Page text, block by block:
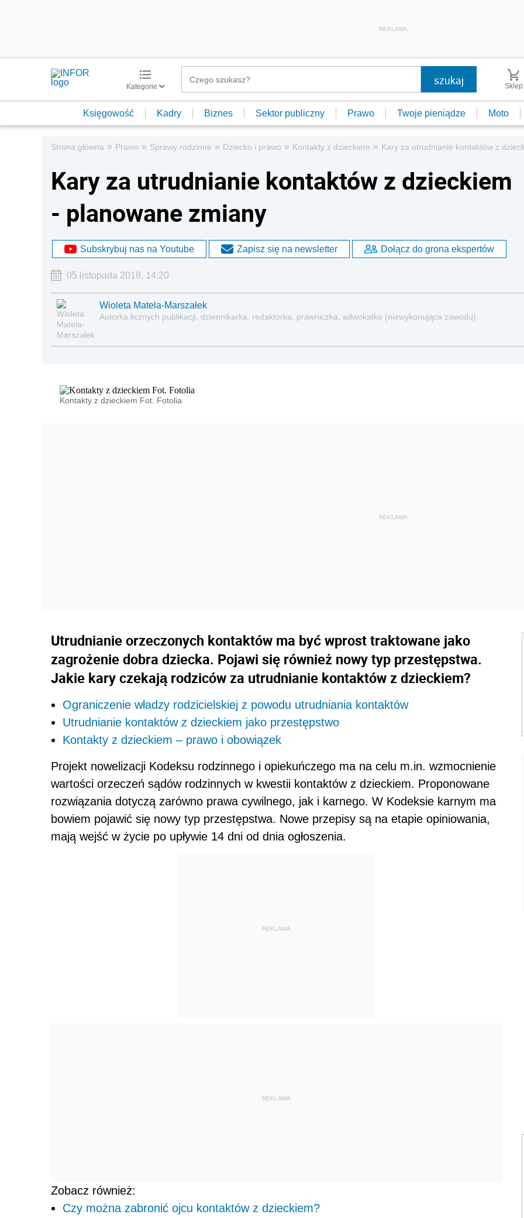
REKLAMA
Kategorie Sklep
Księgowość Kadry Biznes Sektor publiczny Prawo Twoje pieniądze Moto
Strona główna » Prawo » Sprawy rodzinne » Dziecko i prawo » Kontakty z dzieckiem » Kary za utrudnianie kontaktów z
Kary za utrudnianie kontaktów z dzieckiem
- planowane zmiany
Subskrybuj nas na Youtube Zapisz się na newsletter Dołącz do grona ekspertów
05 listopada 2018, 14:20
Wioleta Matela-Marszałek
Autorka licznych publikacji, dziennikarka, redaktorka, prawniczka, adwokatka (niewykonująca zawodu)
Kontakty z dzieckiem Fot. Fotolia
Utrudnianie orzeczonych kontaktów ma być wprost traktowane jako
zagrożenie dobra dziecka. Pojawi się również nowy typ przestępstwa.
Jakie kary czekają rodziców za utrudnianie kontaktów z dzieckiem?
Ograniczenie władzy rodzicielskiej z powodu utrudniania kontaktów
Utrudnianie kontaktów z dzieckiem jako przestępstwo
Kontakty z dzieckiem – prawo i obowiązek
Projekt nowelizacji Kodeksu rodzinnego i opiekuńczego ma na celu m.in. wzmocnienie
wartości orzeczeń sądów rodzinnych w kwestii kontaktów z dzieckiem. Proponowane
rozwiązania dotyczą zarówno prawa cywilnego, jak i karnego. W Kodeksie karnym ma
bowiem pojawić się nowy typ przestępstwa. Nowe przepisy są na etapie opiniowania,
mają wejść w życie po upływie 14 dni od dnia ogłoszenia.
REKLAMA
REKLAMA
Zobacz również:
Czy można zabronić ojcu kontaktów z dzieckiem?